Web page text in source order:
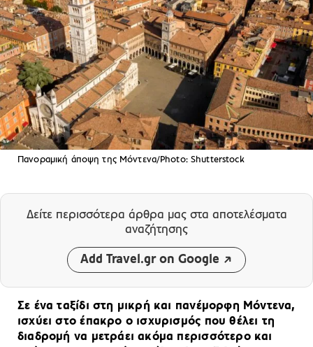
Πανοραμική άποψη της Μόντενα/Photo: Shutterstock
Δείτε περισσότερα άρθρα μας στα αποτελέσματα
αναζήτησης
Add Travel.gr on Google
Σε ένα ταξίδι στη μικρή και πανέμορφη Μόντενα,
ισχύει στο έπακρο ο ισχυρισμός που θέλει τη
διαδρομή να μετράει ακόμα περισσότερο και